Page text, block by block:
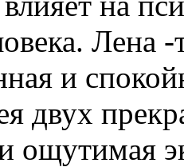
Лена
и
двух
ощутимая